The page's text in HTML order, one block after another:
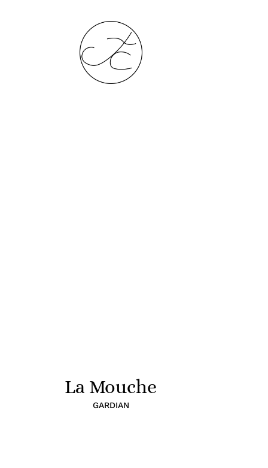
La Mouche
GARDIAN